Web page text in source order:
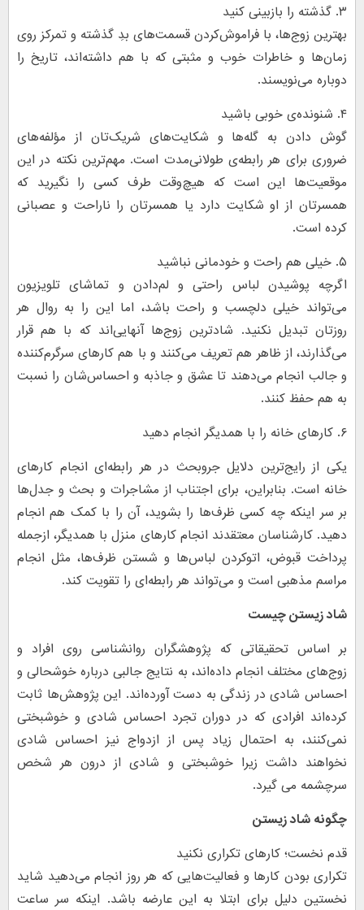
۳. گذشته را بازبینی کنید
بهترین زوج‌ها، با فراموش‌کردن قسمت‌های بدِ گذشته و تمرکز روی
زمان‌ها و خاطرات خوب و مثبتی که با هم داشته‌اند، تاریخ را
دوباره می‌نویسند.
۴. شنونده‌ی خوبی باشید
گوش‌ دادن به گله‌ها و شکایت‌های شریک‌تان از مؤلفه‌های
ضروری برای هر رابطه‌ی طولانی‌مدت است. مهم‌ترین نکته در این
موقعیت‌ها این است که هیچ‌وقت طرف کسی را نگیرید که
همسرتان از او شکایت دارد یا همسرتان را ناراحت و عصبانی
کرده است.
۵. خیلی هم راحت و خودمانی نباشید
اگرچه‌ پوشیدن لباس راحتی و لم‌دادن و تماشای تلویزیون
می‌تواند خیلی دلچسب و راحت باشد، اما این را به روال هر
روزتان تبدیل نکنید. شادترین زوج‌ها آنهایی‌اند که با هم قرار
می‌گذارند، از ظاهر هم تعریف می‌کنند و با هم کار‌های سرگرم‌کننده
و جالب انجام می‌دهند تا عشق و جاذبه و احساس‌شان را نسبت
به هم حفظ کنند.
۶. کارهای خانه را با همدیگر انجام دهید
یکی از رایج‌ترین دلایل جروبحث در هر رابطه‌ای انجام کارهای
خانه است. بنابراین، برای اجتناب از مشاجرات و بحث و جدل‌ها
بر سر اینکه چه کسی ظرف‌ها را بشوید، آن را با کمک هم انجام
دهید. کارشناسان معتقدند انجام کارهای منزل با همدیگر، ازجمله
پرداخت قبوض، اتوکردن لباس‌ها و شستن ظرف‌ها، مثل انجام
مراسم مذهبی است و می‌تواند هر رابطه‌ای را تقویت کند.
شاد زیستن چیست
بر اساس تحقیقاتی که پژوهشگران روانشناسی روی افراد و
زوج‌های مختلف انجام داده‌اند، به نتایج جالبی درباره خوشحالی و
احساس شادی در زندگی به دست آورده‌اند. این پژوهش‌ها ثابت
کرده‌اند افرادی که در دوران تجرد احساس شادی و خوشبختی
نمی‌کنند، به احتمال زیاد پس از ازدواج نیز احساس شادی
نخواهند داشت زیرا خوشبختی و شادی از درون هر شخص
سرچشمه می گیرد.
چگونه شاد زیستن
قدم نخست؛ کارهای تکراری نکنید
تکراری بودن کارها و فعالیت‌هایی که هر روز انجام می‌دهید شاید
نخستین دلیل برای ابتلا به این عارضه باشد. اینکه سر ساعت